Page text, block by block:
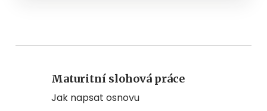
Maturitní slohová práce
Jak napsat osnovu